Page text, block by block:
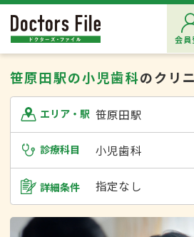
会員
笹原田駅の小児歯科のクリ
エリア・駅 笹原田駅
診療科目 小児歯科
詳細条件 指定なし